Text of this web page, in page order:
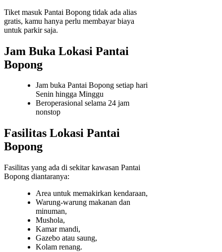
Tiket masuk Pantai Bopong tidak ada alias
gratis, kamu hanya perlu membayar biaya
untuk parkir saja.
Jam Buka Lokasi Pantai
Bopong
Jam buka Pantai Bopong setiap hari
Senin hingga Minggu
Beroperasional selama 24 jam
nonstop
Fasilitas Lokasi Pantai
Bopong
Fasilitas yang ada di sekitar kawasan Pantai
Bopong diantaranya:
Area untuk memakirkan kendaraan,
Warung-warung makanan dan
minuman,
Mushola,
Kamar mandi,
Gazebo atau saung,
Kolam renang.